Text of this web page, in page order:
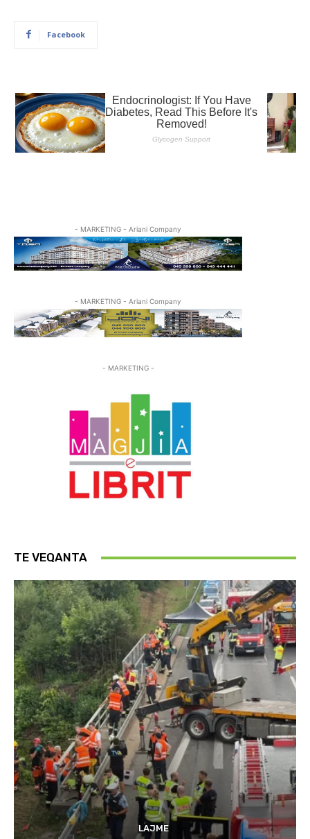
Facebook
- MARKETING - Ariani Company
- MARKETING - Ariani Company
- MARKETING -
TE VEQANTA
LAJME